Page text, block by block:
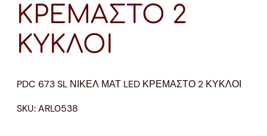
ΚΡΕΜΑΣΤΟ 2
ΚΥΚΛΟΙ
PDC 673 SL ΝΙΚΕΛ ΜΑΤ LED ΚΡΕΜΑΣΤΟ 2 ΚΥΚΛΟΙ
SKU:ARL0538